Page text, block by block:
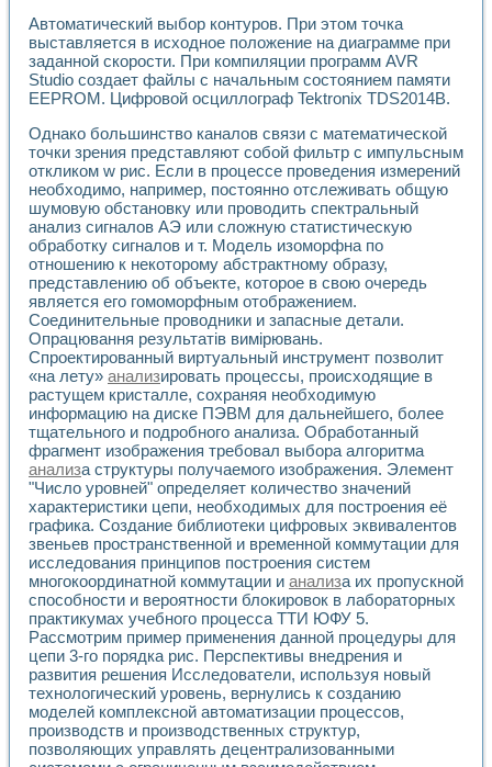
Учебный стенд для исследования принципа действия
Оборудование и программное обеспечение учебных
Виртуальный лабораторный практикум для изучения
Управление роботом ТУР-10 средствами LabVIEW
Аппаратно-программный комплекс для исследования
Автоматизированный дистанционный лабораторный
Исследование возможности реставрации одномерных
Использование технологий NATIONAL INSTRUMENTS в
Разработка модификаций алгоритма полигармонической
Учебный стенд для исследования принципа действия
Виртуальная система поддержки принимаемых решений в
Преемственность дисциплин «Моделирование систем» и
Универсальный стенд для исследования электрических
Лабораторные практикумы по информационно-
Виртуальный измеритель частотных характеристик на
Лабораторный практикум по основам теории Коммутации
Разработка виртуальной лабораторной работы
Виртуальные практикумы по электротехнике в среде
Из опыта внедрения в рамках национального проекта
Исследование эффективности решателей
Опыт разработки LabVIEW лабораторных практикумов
Проблемы повышения качества образования и
Развитие LabVIEW лабораторного практикума по
Разработка виртуальной лаборатории по электротехнике
Усовершенствованные алгоритмы частотного анализа
Об опыте работы учебного центра «Технологии
Технологии NI в магистерской программе «Прикладная
Система диагностики двигателей постоянного тока
Автоматизированный стенд формирования
Лабораторный практикум по курсу ИИС на базе
Партнеры
Академические и отраслевые институты
Учебные заведения
Бизнес
Контакты
Автоматический выбор контуров. При этом точка
выставляется в исходное положение на диаграмме при
заданной скорости. При компиляции программ AVR
Studio создает файлы с начальным состоянием памяти
EEPROM. Цифровой осциллограф Tektronix TDS2014B.
Однако большинство каналов связи с математической
точки зрения представляют собой фильтр с импульсным
откликом w рис. Если в процессе проведения измерений
необходимо, например, постоянно отслеживать общую
шумовую обстановку или проводить спектральный
анализ сигналов АЭ или сложную статистическую
обработку сигналов и т. Модель изоморфна по
отношению к некоторому абстрактному образу,
представлению об объекте, которое в свою очередь
является его гомоморфным отображением.
Соединительные проводники и запасные детали.
Опрацювання результатiв вимiрювань.
Спроектированный виртуальный инструмент позволит
«на лету» анализировать процессы, происходящие в
растущем кристалле, сохраняя необходимую
информацию на диске ПЭВМ для дальнейшего, более
тщательного и подробного анализа. Обработанный
фрагмент изображения требовал выбора алгоритма
анализа структуры получаемого изображения. Элемент
"Число уровней" определяет количество значений
характеристики цепи, необходимых для построения её
графика. Создание библиотеки цифровых эквивалентов
звеньев пространственной и временной коммутации для
исследования принципов построения систем
многокоординатной коммутации и анализа их пропускной
способности и вероятности блокировок в лабораторных
практикумах учебного процесса ТТИ ЮФУ 5.
Рассмотрим пример применения данной процедуры для
цепи 3-го порядка рис. Перспективы внедрения и
развития решения Исследователи, используя новый
технологический уровень, вернулись к соз­данию
моделей комплексной автоматизации процессов,
производств и производст­венных структур,
позволяющих управлять децентрализованными